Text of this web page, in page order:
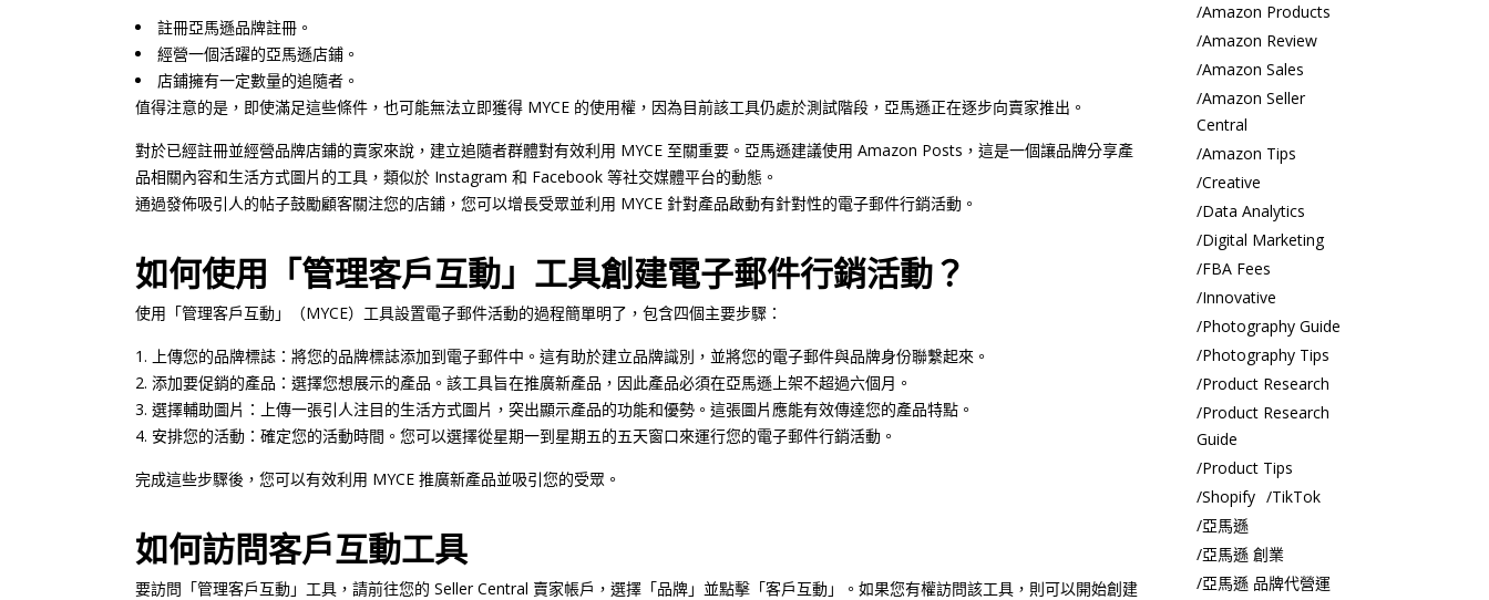
註冊亞馬遜品牌註冊。
經營一個活躍的亞馬遜店鋪。
店鋪擁有一定數量的追隨者。
值得注意的是，即使滿足這些條件，也可能無法立即獲得 MYCE 的使用權，因為目前該工具仍處於測試階段，亞馬遜正在逐步向賣家推出。
對於已經註冊並經營品牌店鋪的賣家來說，建立追隨者群體對有效利用 MYCE 至關重要。亞馬遜建議使用 Amazon Posts，這是一個讓品牌分享產
品相關內容和生活方式圖片的工具，類似於 Instagram 和 Facebook 等社交媒體平台的動態。
通過發佈吸引人的帖子鼓勵顧客關注您的店鋪，您可以增長受眾並利用 MYCE 針對產品啟動有針對性的電子郵件行銷活動。
如何使用「管理客戶互動」工具創建電子郵件行銷活動？
使用「管理客戶互動」（MYCE）工具設置電子郵件活動的過程簡單明了，包含四個主要步驟：
上傳您的品牌標誌：將您的品牌標誌添加到電子郵件中。這有助於建立品牌識別，並將您的電子郵件與品牌身份聯繫起來。
添加要促銷的產品：選擇您想展示的產品。該工具旨在推廣新產品，因此產品必須在亞馬遜上架不超過六個月。
選擇輔助圖片：上傳一張引人注目的生活方式圖片，突出顯示產品的功能和優勢。這張圖片應能有效傳達您的產品特點。
安排您的活動：確定您的活動時間。您可以選擇從星期一到星期五的五天窗口來運行您的電子郵件行銷活動。
完成這些步驟後，您可以有效利用 MYCE 推廣新產品並吸引您的受眾。
如何訪問客戶互動工具
要訪問「管理客戶互動」工具，請前往您的 Seller Central 賣家帳戶，選擇「品牌」並點擊「客戶互動」。如果您有權訪問該工具，則可以開始創建
Amazon Products
Amazon Review
Amazon Sales
Amazon Seller
Central
Amazon Tips
Creative
Data Analytics
Digital Marketing
FBA Fees
Innovative
Photography Guide
Photography Tips
Product Research
Product Research
Guide
Product Tips
Shopify
TikTok
亞馬遜
亞馬遜 創業
亞馬遜 品牌代營運